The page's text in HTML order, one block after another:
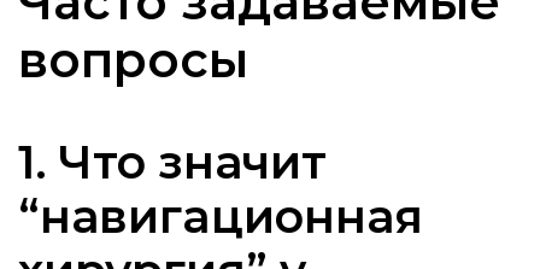
вопросы
1. Что значит
“навигaционная